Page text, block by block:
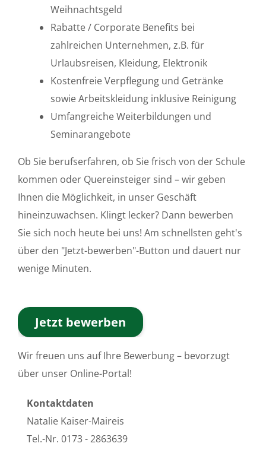
Weihnachtsgeld
Rabatte / Corporate Benefits bei
zahlreichen Unternehmen, z.B. für
Urlaubsreisen, Kleidung, Elektronik
Kostenfreie Verpflegung und Getränke
sowie Arbeitskleidung inklusive Reinigung
Umfangreiche Weiterbildungen und
Seminarangebote
Ob Sie berufserfahren, ob Sie frisch von der Schule
kommen oder Quereinsteiger sind – wir geben
Ihnen die Möglichkeit, in unser Geschäft
hineinzuwachsen. Klingt lecker? Dann bewerben
Sie sich noch heute bei uns! Am schnellsten geht's
über den "Jetzt-bewerben"-Button und dauert nur
wenige Minuten.
Jetzt bewerben
Wir freuen uns auf Ihre Bewerbung – bevorzugt
über unser Online-Portal!
Kontaktdaten
Natalie Kaiser-Maireis
Tel.-Nr. 0173 - 2863639